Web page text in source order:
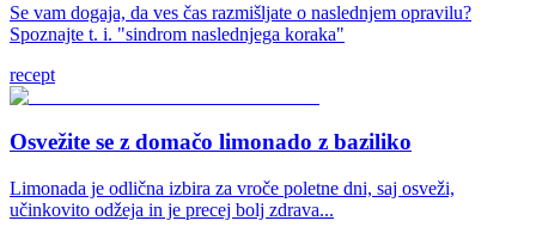
Se vam dogaja, da ves čas razmišljate o naslednjem opravilu?
Spoznajte t. i. "sindrom naslednjega koraka"
recept
Osvežite se z domačo limonado z baziliko
Limonada je odlična izbira za vroče poletne dni, saj osveži,
učinkovito odžeja in je precej bolj zdrava...